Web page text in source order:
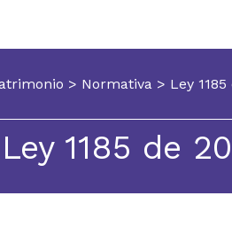
> Normativa> Ley
Ley 1185 de